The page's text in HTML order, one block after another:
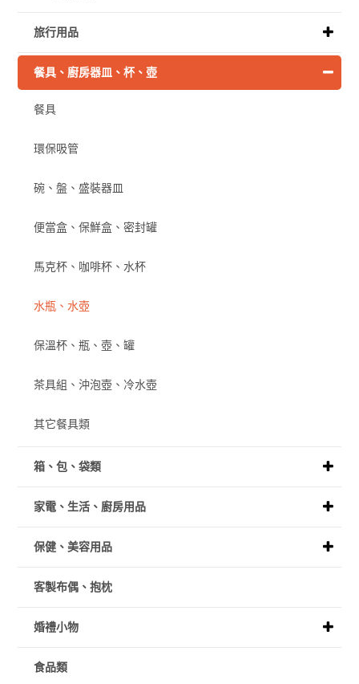
旅行用品
餐具、廚房器皿、杯、壺
餐具
環保吸管
碗、盤、盛裝器皿
便當盒、保鮮盒、密封罐
馬克杯、咖啡杯、水杯
水瓶、水壺
保溫杯、瓶、壺、罐
茶具組、沖泡壺、冷水壺
其它餐具類
箱、包、袋類
家電、生活、廚房用品
保健、美容用品
客製布偶、抱枕
婚禮小物
食品類